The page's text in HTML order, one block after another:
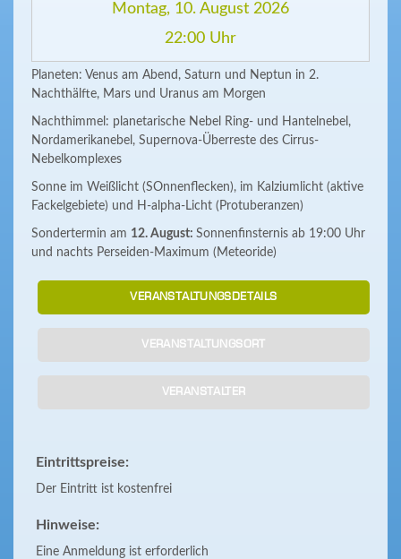
Montag, 10. August 2026
22:00 Uhr
Planeten: Venus am Abend, Saturn und Neptun in 2.
Nachthälfte, Mars und Uranus am Morgen
Nachthimmel: planetarische Nebel Ring- und Hantelnebel,
Nordamerikanebel, Supernova-Überreste des Cirrus-
Nebelkomplexes
Sonne im Weißlicht (SOnnenflecken), im Kalziumlicht (aktive
Fackelgebiete) und H-alpha-Licht (Protuberanzen)
Sondertermin am 12. August: Sonnenfinsternis ab 19:00 Uhr
und nachts Perseiden-Maximum (Meteoride)
VERANSTALTUNGSDETAILS
VERANSTALTUNGSORT
VERANSTALTER
Eintrittspreise:
Der Eintritt ist kostenfrei
Hinweise:
Eine Anmeldung ist erforderlich